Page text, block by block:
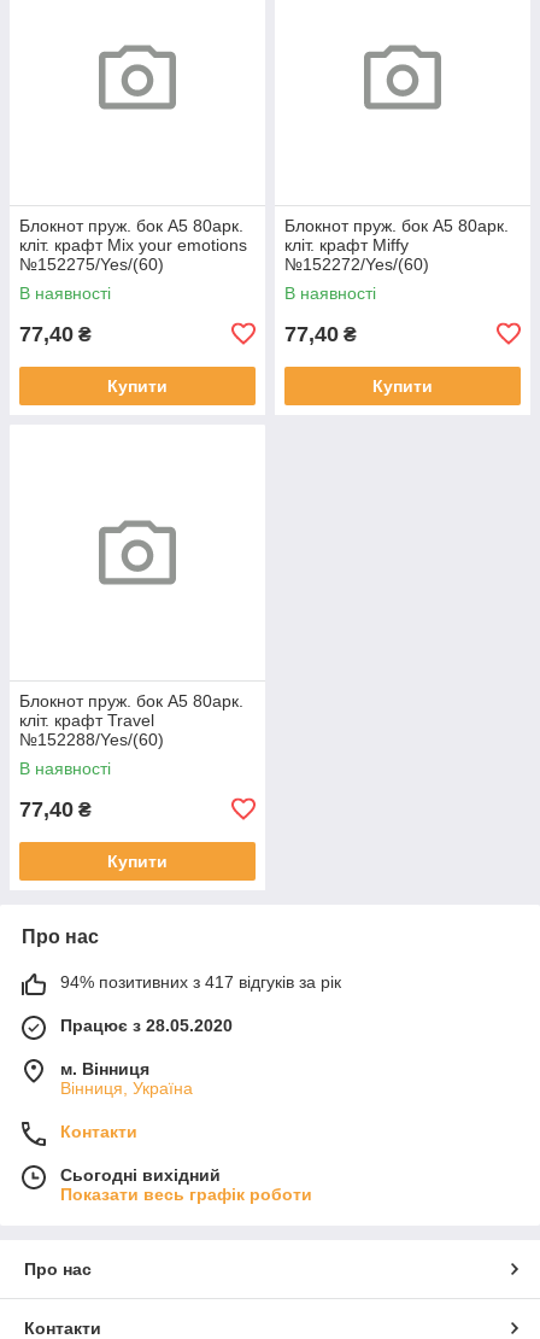
Блокнот пруж. бок А5 80арк.
кліт. крафт Mix your emotions
№152275/Yes/(60)
В наявності
77,40 ₴
Купити
Блокнот пруж. бок А5 80арк.
кліт. крафт Miffy
№152272/Yes/(60)
В наявності
77,40 ₴
Купити
Блокнот пруж. бок А5 80арк.
кліт. крафт Travel
№152288/Yes/(60)
В наявності
77,40 ₴
Купити
Про нас
94% позитивних з 417 відгуків за рік
Працює з 28.05.2020
м. Вінниця
Вінниця, Україна
Контакти
Сьогодні вихідний
Показати весь графік роботи
Про нас
Контакти